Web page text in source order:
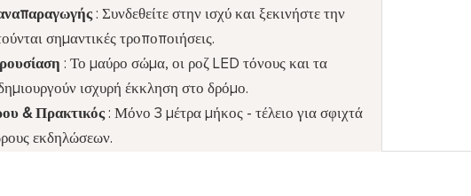
: Συνδεθείτε στην ισχύ και ξεκινήστε την
σημαντικές τροποποιήσεις.
: Το μαύρο σώμα, οι ροζ LED τόνους και τα
ισχυρή έκκληση στο δρόμο.
& Πρακτικός: Μόνο 3 μέτρα μήκος - τέλειο για σφιχτά
εκδηλώσεων.